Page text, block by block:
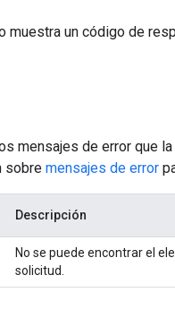
muestra un código de
mensajes de error que
sobre mensajes de error
Descripción
No se puede encontrar el
solicitud.